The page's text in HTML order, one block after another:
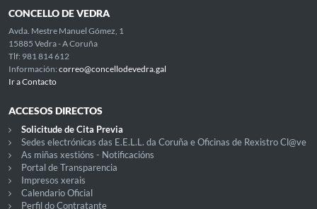
CONCELLO DE VEDRA
Avda. Mestre Manuel Gómez, 1
15885 Vedra - A Coruña
Tlf: 981 814 612
Información: correo@concellodevedra.gal
Ir a Contacto
ACCESOS DIRECTOS
Solicitude de Cita Previa
Sedes electrónicas das E.E.L.L. da Coruña e Oficinas de Rexistro Cl@ve
As miñas xestións - Notificacións
Portal de Transparencia
Impresos xerais
Calendario Oficial
Perfil do Contratante